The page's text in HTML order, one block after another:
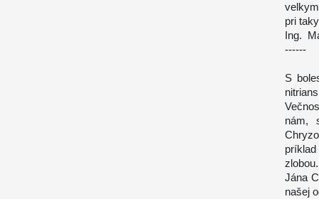
pri
Ing.
------
S
nám,
Jána
našej